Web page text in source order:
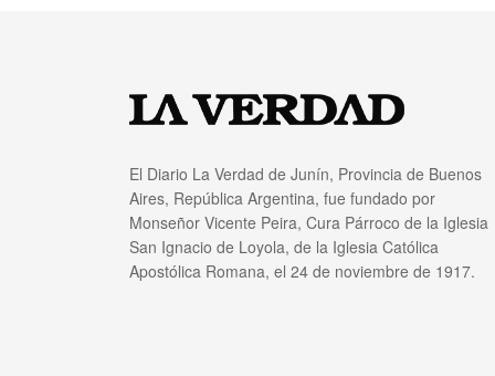
El Diario La Verdad de Junín, Provincia de Buenos
Aires, República Argentina, fue fundado por
Monseñor Vicente Peira, Cura Párroco de la Iglesia
San Ignacio de Loyola, de la Iglesia Católica
Apostólica Romana, el 24 de noviembre de 1917.